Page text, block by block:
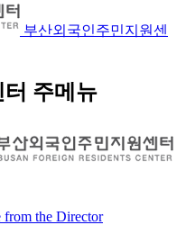
부산외국인주민지원센
주메뉴
from the Director